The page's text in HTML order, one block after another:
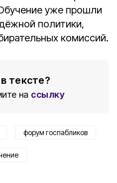
уже прошли
политики,
комиссий.
тексте?
на ссылку
форум госпабликов